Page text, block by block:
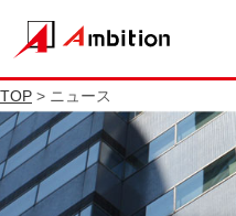
TOP > ニュース